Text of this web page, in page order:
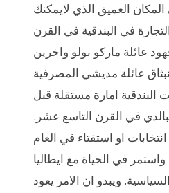
العميق الذي لايمكنك
في البندقية في القرن
عائلة ماركو بولو واخرين
عائلة مديشي المصرفية
البندقية امارة مستقلة قبل
في القرن التاسع عشر.
او استفتاء في العام
واستمر في الحياة مع ايطاليا
ويبدو ان الامر يعود